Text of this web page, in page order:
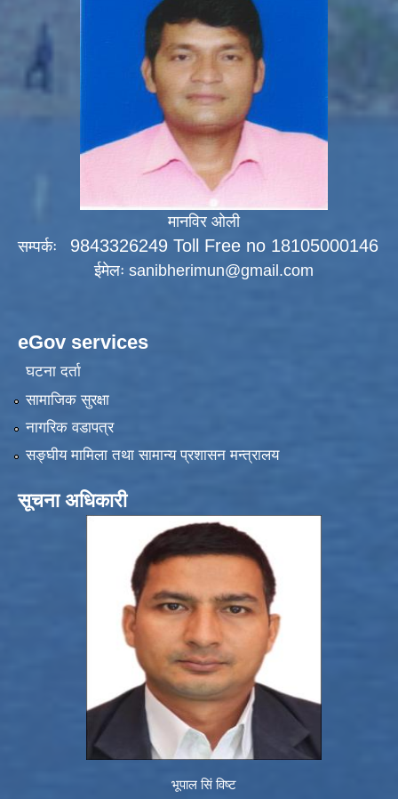
मानविर ओली
सम्पर्कः 9843326249 Toll Free no 18105000146
ईमेलः sanibherimun@gmail.com
eGov services
घटना दर्ता
सामाजिक सुरक्षा
नागरिक वडापत्र
सङ्‍घीय मामिला तथा सामान्य प्रशासन मन्त्रालय
सूचना अधिकारी
भूपाल सिं विष्ट